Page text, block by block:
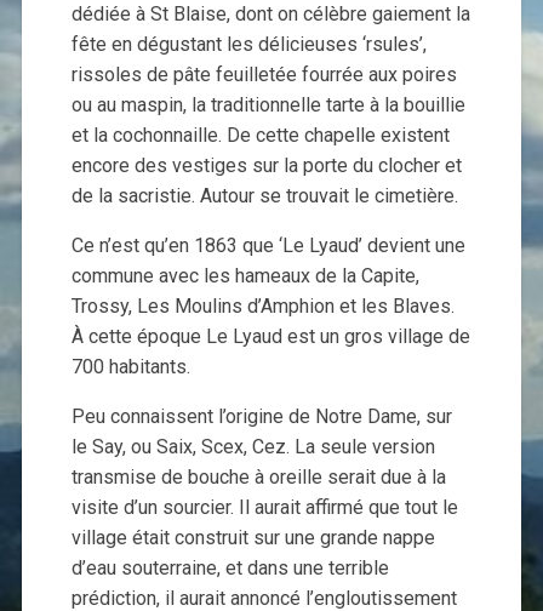
dédiée à St Blaise, dont on célèbre gaiement la
fête en dégustant les délicieuses ‘rsules’,
rissoles de pâte feuilletée fourrée aux poires
ou au maspin, la traditionnelle tarte à la bouillie
et la cochonnaille. De cette chapelle existent
encore des vestiges sur la porte du clocher et
de la sacristie. Autour se trouvait le cimetière.
Ce n’est qu’en 1863 que ‘Le Lyaud’ devient une
commune avec les hameaux de la Capite,
Trossy, Les Moulins d’Amphion et les Blaves.
À cette époque Le Lyaud est un gros village de
700 habitants.
Peu connaissent l’origine de Notre Dame, sur
le Say, ou Saix, Scex, Cez. La seule version
transmise de bouche à oreille serait due à la
visite d’un sourcier. Il aurait affirmé que tout le
village était construit sur une grande nappe
d’eau souterraine, et dans une terrible
prédiction, il aurait annoncé l’engloutissement